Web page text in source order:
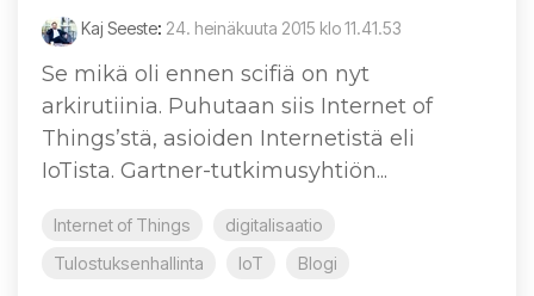
Kaj Seeste: 24. heinäkuuta 2015 klo 11.41.53
Se mikä oli ennen scifiä on nyt
arkirutiinia. Puhutaan siis Internet of
Things’stä, asioiden Internetistä eli
IoTista. Gartner-tutkimusyhtiön...
Internet of Things
digitalisaatio
Tulostuksenhallinta
IoT Blogi